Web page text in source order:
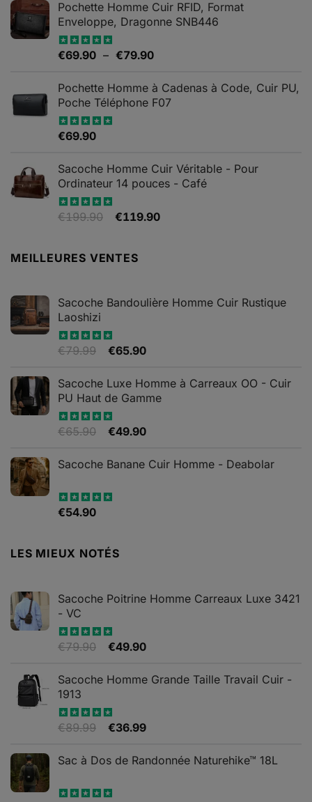
Pochette Homme Cuir RFID, Format
Enveloppe, Dragonne SNB446
Note5.00
€69.90 – €79.90Plage
prix :
€69.90
Pochette Homme à Cadenas à Code, Cuir PU,
Poche Téléphone F07
Note4.67
€69.90
Sacoche Homme Cuir Véritable - Pour
Ordinateur 14 pouces - Café
Note5.00
€199.90
Le
était :
€119.90Le
MEILLEURES VENTES
Sacoche Bandoulière Homme Cuir Rustique
Laoshizi
Note4.88
€79.99
Le
initial
était :
€79.99.
€65.90Le
actuel
est :
Sacoche Luxe Homme à Carreaux OO - Cuir
PU Haut de Gamme
Note4.82
€65.90
Le
initial
€65.90.
€49.90Le
actuel
Sacoche Banane Cuir Homme - Deabolar
Note4.79
€54.90
LES MIEUX NOTÉS
Sacoche Poitrine Homme Carreaux Luxe 3421
- VC
Note5.00
€79.90
Le
initial
€49.90Le
actuel
Sacoche Homme Grande Taille Travail Cuir -
1913
Note5.00
€89.99
Le
initial
€36.99Le
actuel
Sac à Dos de Randonnée Naturehike™ 18L